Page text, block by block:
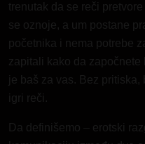
trenutak da se reči
se oznoje, a um postane
početnika i nema potrebe
zapitali kako da započnete
je baš za vas. Bez pritiska,
igri reči.
Da definišemo – erotski